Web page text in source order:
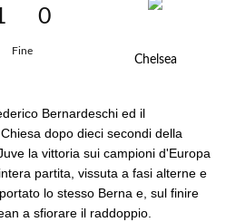
0
Fine
Chelsea
Bernardeschi ed il
dopo dieci secondi della
la vittoria sui campioni d'Europa
partita, vissuta a fasi alterne e
lo stesso Berna e, sul finire
a sfiorare il raddoppio.